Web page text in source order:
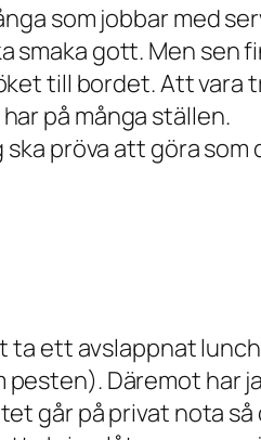
som jobbar med
smaka gott. Men sen
till bordet. Att vara
på många ställen.
pröva att göra som
ta ett avslappnat
pesten). Däremot
går på privat nota